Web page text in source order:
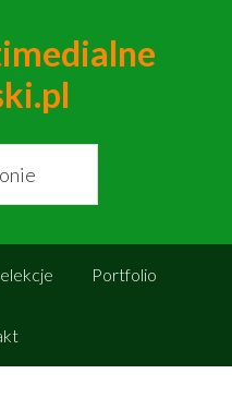
Portfolio